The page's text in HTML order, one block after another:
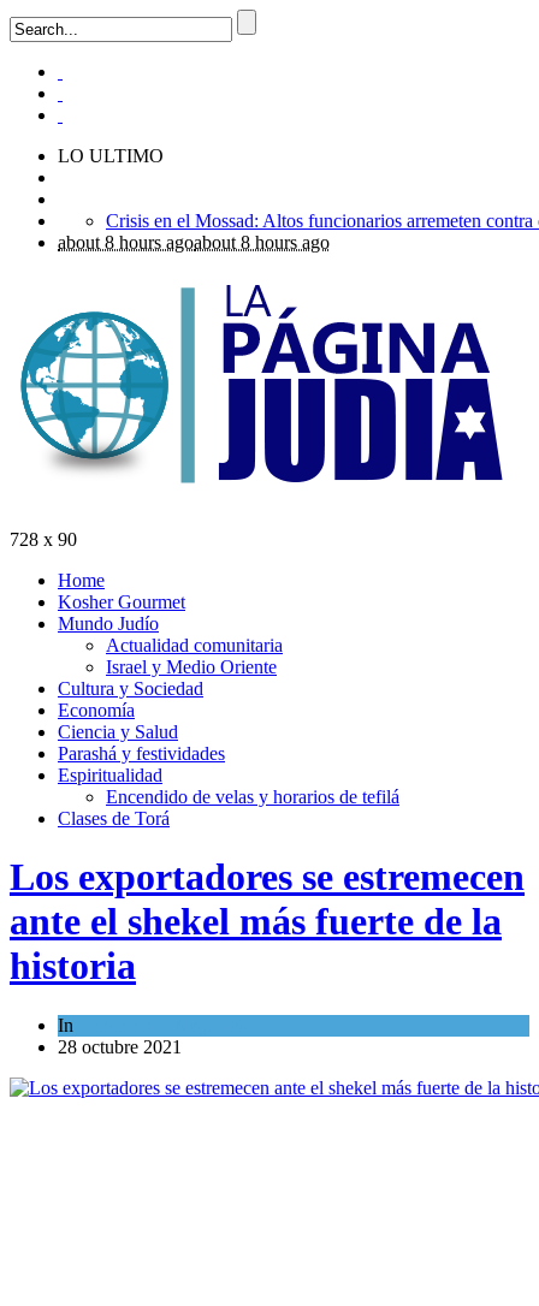
LO ULTIMO
about 8 hours agoabout 8 hours ago
728 x 90
Home
Kosher Gourmet
Mundo Judío
Actualidad comunitaria
Israel y Medio Oriente
Cultura y Sociedad
Economía
Ciencia y Salud
Parashá y festividades
Espiritualidad
Encendido de velas y horarios de tefilá
Clases de Torá
Los exportadores se estremecen
ante el shekel más fuerte de la
historia
In
28 octubre 2021